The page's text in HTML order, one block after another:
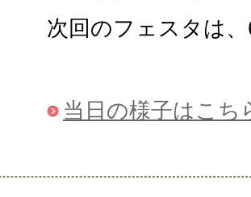
次回のフェスタは
当日の様子はこち